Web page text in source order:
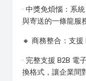
· 中獎免煩惱：系
與寄送的一條龍服
🔸 商務整合：支援
· 完整支援 B2B 電
換格式，讓企業間